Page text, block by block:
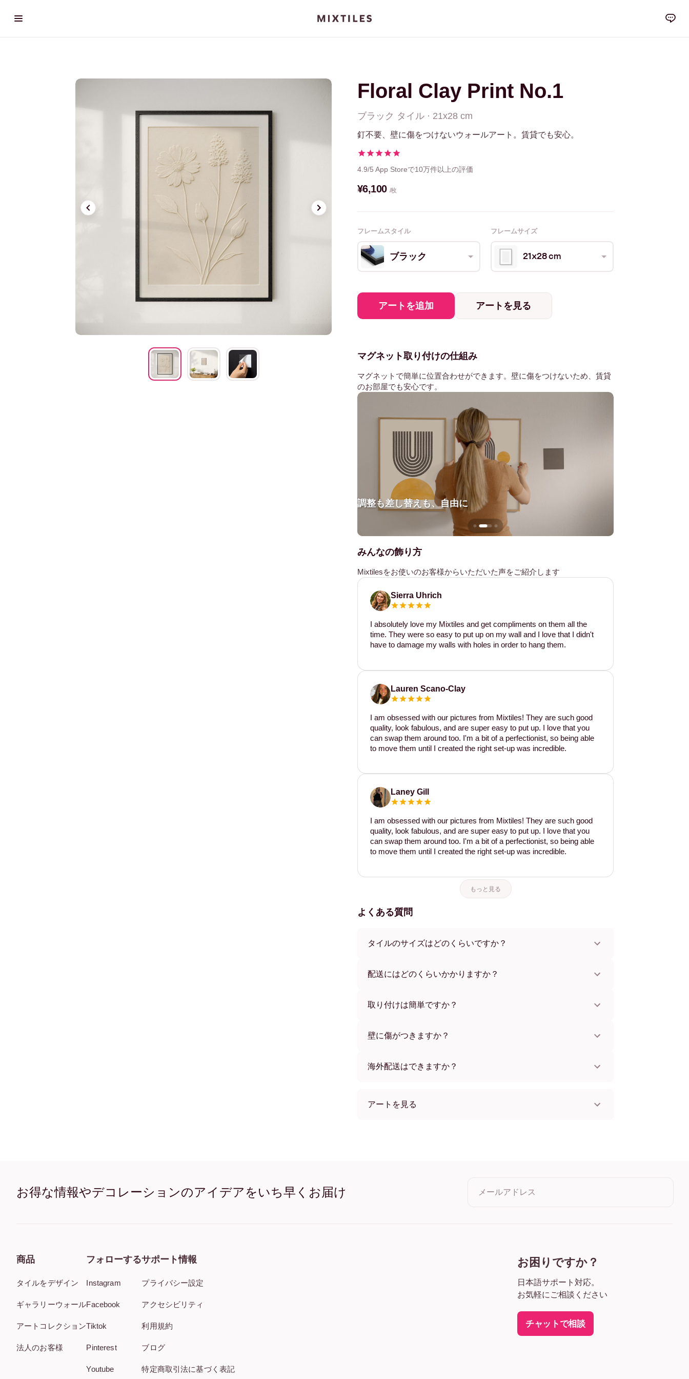
Floral Clay Print No.1
ブラック タイル · 21x28 cm
釘不要、壁に傷をつけないウォールアート。賃貸でも安心。
4.9/5 App Storeで10万件以上の評価
¥6,100 /枚
フレームスタイル フレームサイズ
ブラック 21x28 cm
アートを追加 アートを見る
マグネット取り付けの仕組み
マグネットで簡単に位置合わせができます。壁に傷をつけないため、賃貸
のお部屋でも安心です。
調整も差し替えも、自由に
みんなの飾り方
Mixtilesをお使いのお客様からいただいた声をご紹介します
Sierra Uhrich
I absolutely love my Mixtiles and get compliments on them all the
time. They were so easy to put up on my wall and I love that I didn't
have to damage my walls with holes in order to hang them.
Lauren Scano-Clay
I am obsessed with our pictures from Mixtiles! They are such good
quality, look fabulous, and are super easy to put up. I love that you
can swap them around too. I'm a bit of a perfectionist, so being able
to move them until I created the right set-up was incredible.
Laney Gill
I am obsessed with our pictures from Mixtiles! They are such good
quality, look fabulous, and are super easy to put up. I love that you
can swap them around too. I'm a bit of a perfectionist, so being able
to move them until I created the right set-up was incredible.
もっと見る
よくある質問
タイルのサイズはどのくらいですか？
ーからお選びいただけます。
配送にはどのくらいかかりますか？
す。ご注文後、追跡番号をお知らせします。
取り付けは簡単ですか？
め、賃貸のお部屋でも安心してお使いいただけます。
壁に傷がつきますか？
海外配送はできますか？
アートを見る
Floral Clay Print No.1 キャンバス
お得な情報やデコレーションのアイデアをいち早くお届け メールアドレス
商品
タイルをデザイン
ギャラリーウォール
アートコレクション
法人のお客様
フォローする
Instagram
Facebook
Tiktok
Pinterest
Youtube
サポート情報
プライバシー設定
アクセシビリティ
利用規約
ブログ
特定商取引法に基づく表記
お困りですか？
日本語サポート対応。
お気軽にご相談ください
チャットで相談